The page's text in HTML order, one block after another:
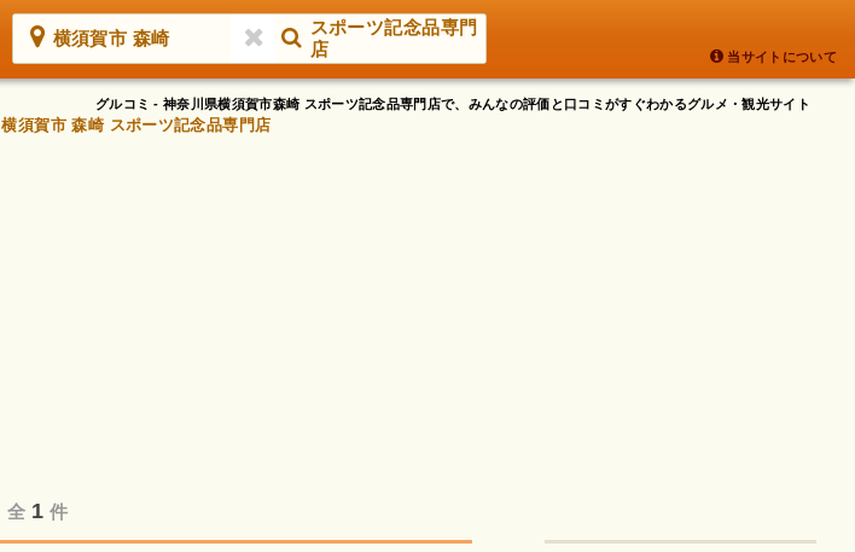
横須賀市 森崎
スポーツ記念品専門
店
当サイトについて
グルコミ - 神奈川県横須賀市森崎 スポーツ記念品専門店で、みんなの評価と口コミがすぐわかるグルメ・観光サイト
横須賀市 森崎 スポーツ記念品専門店
全 1 件